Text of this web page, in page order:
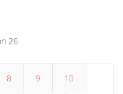
26
8 9 10